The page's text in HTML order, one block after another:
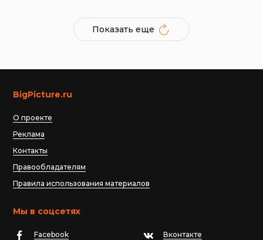
Показать еще
BigPicture.ru
О проекте
Реклама
Контакты
Правообладателям
Правила использования материалов
Мы в соцсетях
Facebook
Вконтакте